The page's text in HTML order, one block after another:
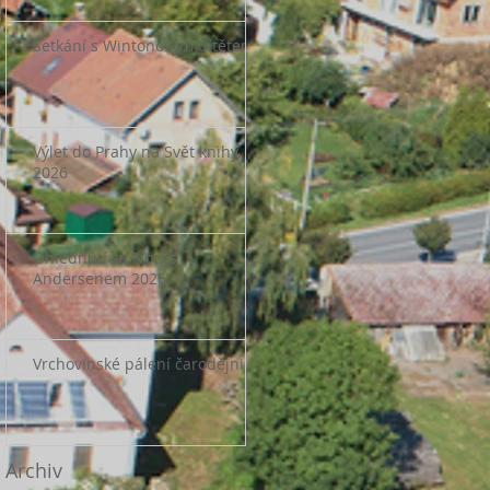
Setkání s Wintonovým dítětem
Výlet do Prahy na Svět knihy
2026
Ohlédnutí za Nocí s
Andersenem 2026
Vrchovinské pálení čarodějnic
Archiv